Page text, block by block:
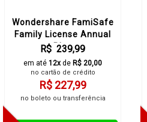
Wondershare FamiSafe
Family License Annual
Plan
R$ 239,99
em até 12xde R$ 20,00
no cartão de crédito
R$ 227,99
no boleto ou transferência